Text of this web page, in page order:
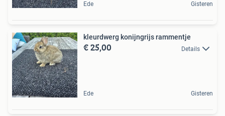
Ede Gisteren
kleurdwerg konijngrijs rammentje
€ 25,00 Details
Ede Gisteren